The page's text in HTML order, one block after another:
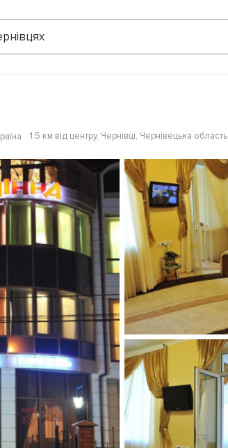
1.5 км від центру, Чернівці, Чернівецька область